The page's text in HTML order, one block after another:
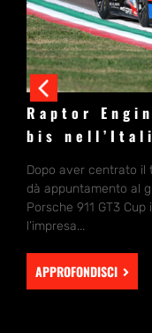
Raptor
bis
Dopo aver centrato il
dà appuntamento al
Porsche 911 GT3
l’impresa...
APPROFONDISCI